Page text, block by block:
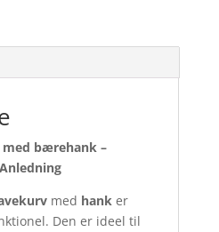
med bærehank –
med hanker
Den er ideel til